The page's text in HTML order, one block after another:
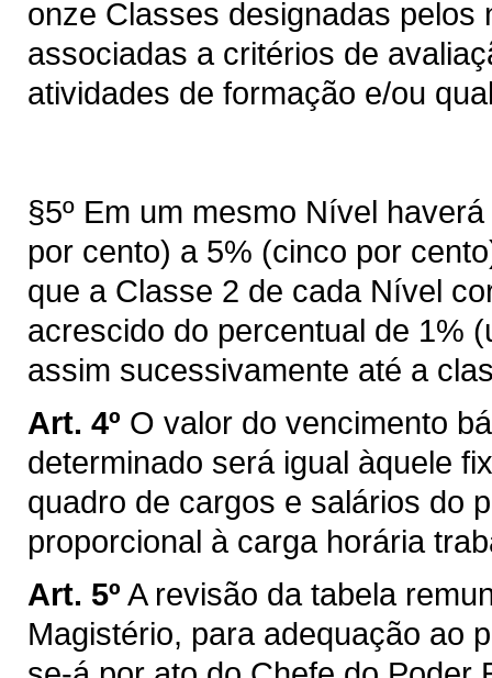
onze Classes designadas pelos
associadas a critérios de
atividades de formação e/ou
§5º Em um mesmo Nível
por cento) a 5% (cinco por
que a Classe 2 de cada Nível
acrescido do percentual de 1%
assim sucessivamente até a
Art. 4º O valor do vencimento
determinado será igual àquele
quadro de cargos e salários do
proporcional à carga horária
Art. 5º A revisão da tabela
Magistério, para adequação ao